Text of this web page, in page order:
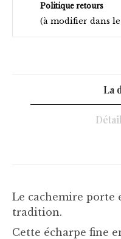
Politique retours
(à modifier dans
La
Le cachemire porte
tradition.
Cette écharpe fine